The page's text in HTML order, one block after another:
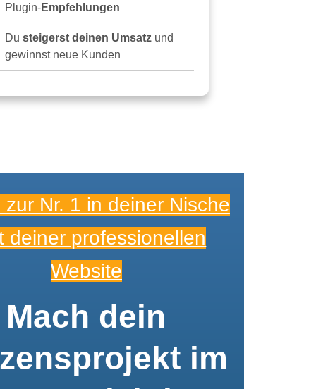
Plugin-Empfehlungen
Dusteigerst deinen Umsatz und
gewinnst neue Kunden
zur Nr. 1 in deiner Nische
deiner professionellen
Website
Mach dein
im